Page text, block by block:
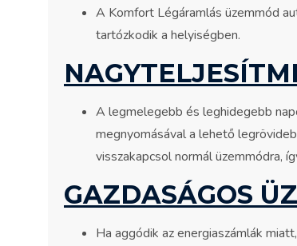
A Komfort Légáramlás üzemmód
tartózkodik a helyiségben.
A legmelegebb és leghidegebb
megnyomásával a lehető
visszakapcsol normál üzemmódra,
GAZDASÁGOS
Ha aggódik az energiaszámlák